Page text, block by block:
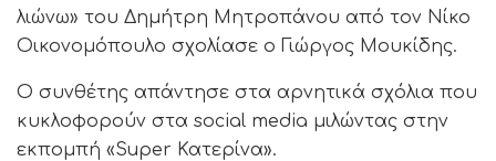
λιώνω» του Δημήτρη Μητροπάνου από τον Νίκο
Οικονομόπουλο σχολίασε ο Γιώργος Μουκίδης.
Ο συνθέτης απάντησε στα αρνητικά σχόλια που
κυκλοφορούν στα social media μιλώντας στην
εκπομπή «Super Κατερίνα».